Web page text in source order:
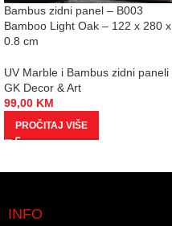
Bambus zidni panel – B003
Bamboo Light Oak – 122 x 280 x
0.8 cm
UV Marble i Bambus zidni paneli
GK Decor & Art
99,00 KM
PROČITAJ VIŠE
INFO